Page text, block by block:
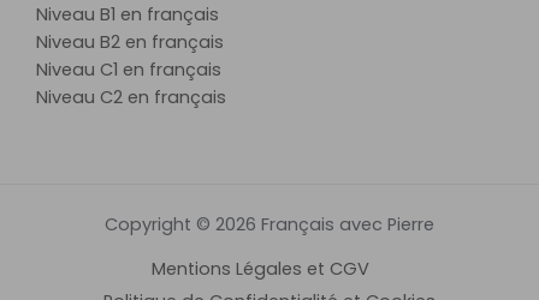
Niveau B1 en français
Niveau B2 en français
Niveau C1 en français
Niveau C2 en français
Copyright © 2026 Français avec Pierre
Mentions Légales et CGV